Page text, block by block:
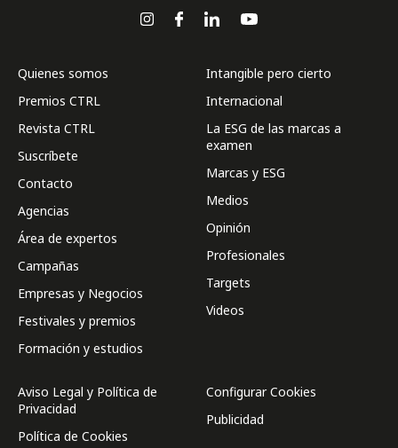
Quienes somos
Premios CTRL
Revista CTRL
Suscríbete
Contacto
Agencias
Área de expertos
Campañas
Empresas y Negocios
Festivales y premios
Formación y estudios
Intangible pero cierto
Internacional
La ESG de las marcas a
examen
Marcas y ESG
Medios
Opinión
Profesionales
Targets
Videos
Aviso Legal y Política de
Privacidad
Política de Cookies
Configurar Cookies
Publicidad